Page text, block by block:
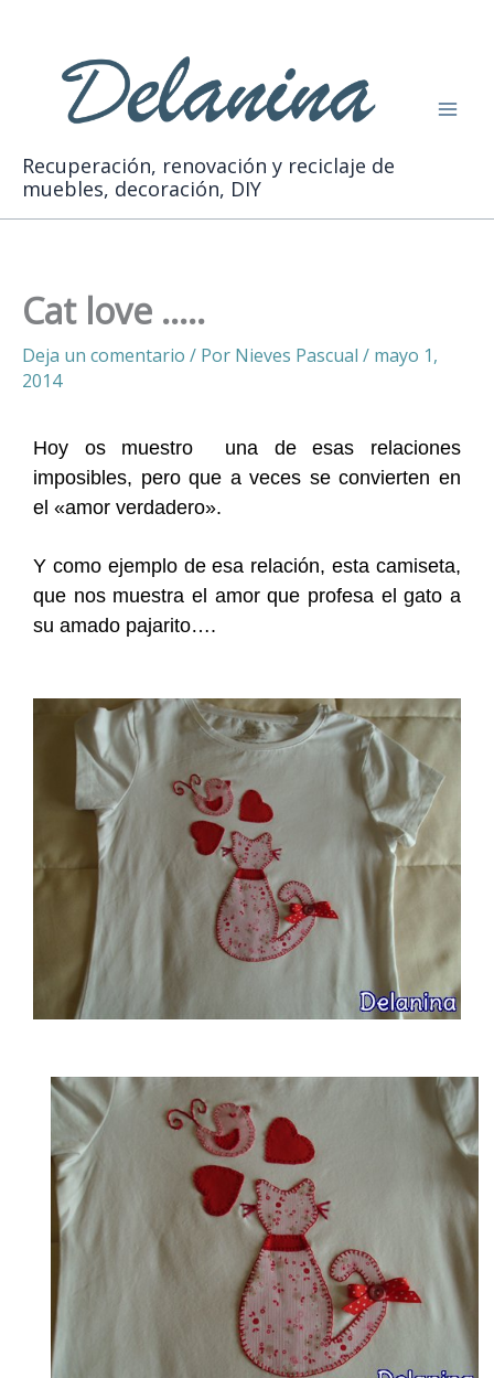
contenido
Recuperación, renovación y reciclaje de
muebles, decoración, DIY
Cat love …..
Deja un comentario / Por Nieves Pascual / mayo 1,
2014
Hoy os muestro una de esas relaciones
imposibles, pero que a veces se convierten en
el «amor verdadero».
Y como ejemplo de esa relación, esta camiseta,
que nos muestra el amor que profesa el gato a
su amado pajarito….